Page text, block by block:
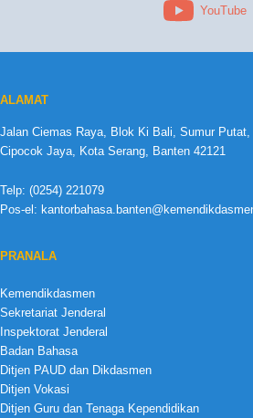
YouTube
ALAMAT
Jalan Ciemas Raya, Blok Ki Bali, Sumur
Cipocok Jaya, Kota Serang, Banten 42121
Telp: (0254) 221079
Pos-el:
PRANALA
Kemendikdasmen
Sekretariat Jenderal
Inspektorat Jenderal
Badan Bahasa
Ditjen PAUD dan Dikdasmen
Ditjen Vokasi
Ditjen Guru dan Tenaga Kependidikan